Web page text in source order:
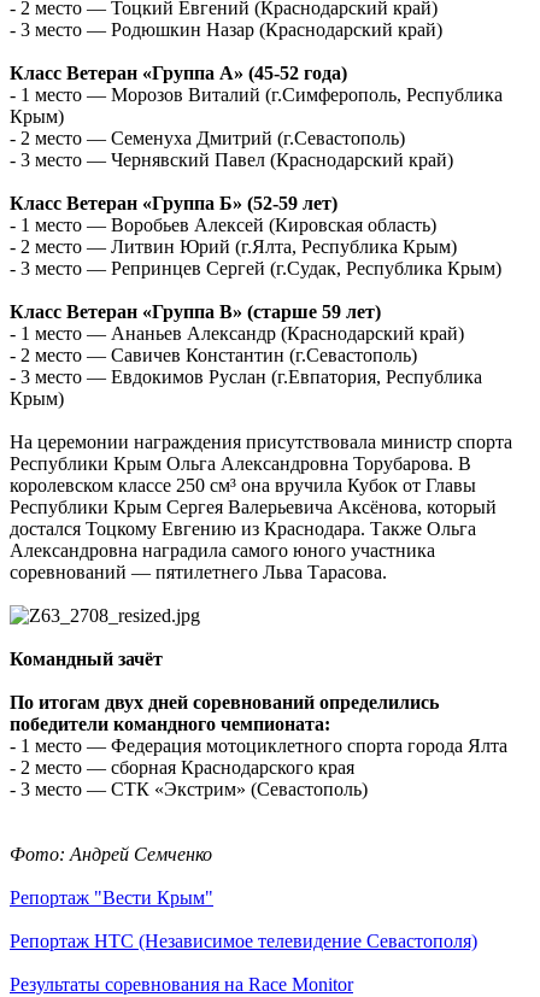
- 2 место — Тоцкий Евгений (Краснодарский край)
- 3 место — Родюшкин Назар (Краснодарский край)
Класс Ветеран «Группа А» (45-52 года)
- 1 место — Морозов Виталий (г.Симферополь, Республика
Крым)
- 2 место — Семенуха Дмитрий (г.Севастополь)
- 3 место — Чернявский Павел (Краснодарский край)
Класс Ветеран «Группа Б» (52-59 лет)
- 1 место — Воробьев Алексей (Кировская область)
- 2 место — Литвин Юрий (г.Ялта, Республика Крым)
- 3 место — Репринцев Сергей (г.Судак, Республика Крым)
Класс Ветеран «Группа В» (старше 59 лет)
- 1 место — Ананьев Александр (Краснодарский край)
- 2 место — Савичев Константин (г.Севастополь)
- 3 место — Евдокимов Руслан (г.Евпатория, Республика
Крым)
На церемонии награждения присутствовала министр спорта
Республики Крым Ольга Александровна Торубарова. В
королевском классе 250 см³ она вручила Кубок от Главы
Республики Крым Сергея Валерьевича Аксёнова, который
достался Тоцкому Евгению из Краснодара. Также Ольга
Александровна наградила самого юного участника
соревнований — пятилетнего Льва Тарасова.
Командный зачёт
По итогам двух дней соревнований определились
победители командного чемпионата:
- 1 место — Федерация мотоциклетного спорта города Ялта
- 2 место — сборная Краснодарского края
- 3 место — СТК «Экстрим» (Севастополь)
Фото: Андрей Семченко
Репортаж "Вести Крым"
Репортаж НТС (Независимое телевидение Севастополя)
Результаты соревнования на Race Monitor